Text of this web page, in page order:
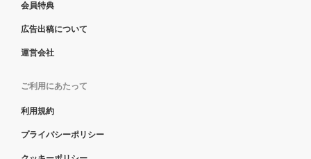
会員特典
広告出稿について
運営会社
ご利用にあたって
利用規約
プライバシーポリシー